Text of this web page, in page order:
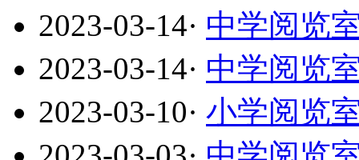
2023-03-14· 中学阅览
2023-03-14· 中学阅览
2023-03-10· 小学阅览